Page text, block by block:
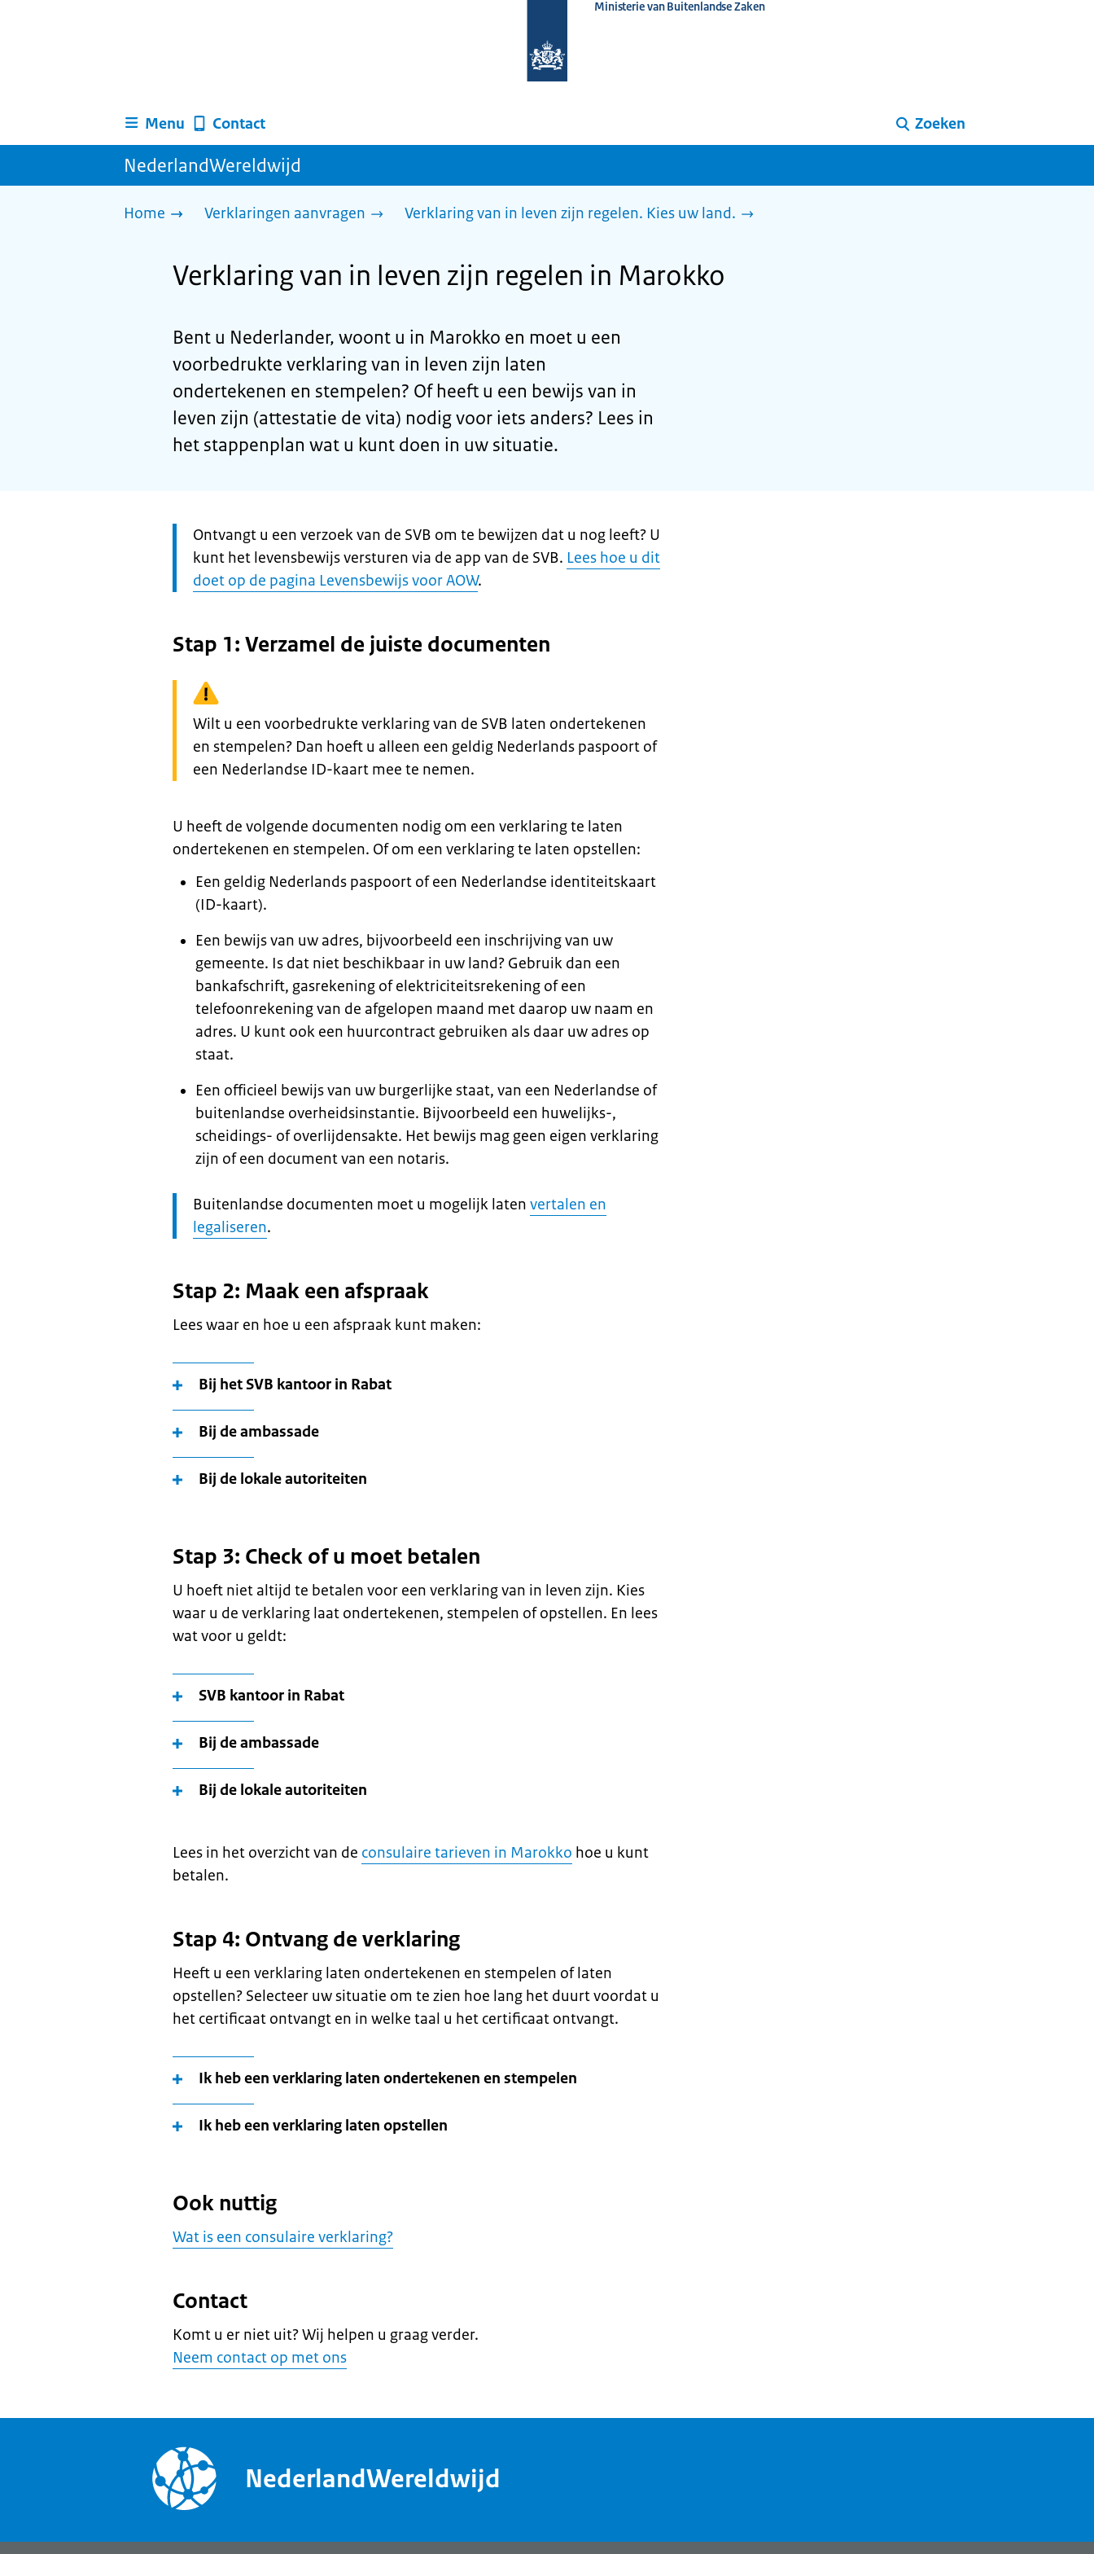
homepage
Ministerie van Buitenlandse Zaken
Menu Contact Zoeken
NederlandWereldwijd
Home Verklaringen aanvragen Verklaring van in leven zijn regelen. Kies uw land.
Verklaring van in leven zijn regelen in Marokko
Bent u Nederlander, woont u in Marokko en moet u een
voorbedrukte verklaring van in leven zijn laten
ondertekenen en stempelen? Of heeft u een bewijs van in
leven zijn (attestatie de vita) nodig voor iets anders? Lees in
het stappenplan wat u kunt doen in uw situatie.
Let
op:
Ontvangt u een verzoek van de SVB om te bewijzen dat u nog leeft? U
kunt het levensbewijs versturen via de app van de SVB. Lees hoe u dit
doet op de pagina Levensbewijs voor AOW.
Stap 1: Verzamel de juiste documenten
Waarschuwing:
Wilt u een voorbedrukte verklaring van de SVB laten ondertekenen
en stempelen? Dan hoeft u alleen een geldig Nederlands paspoort of
een Nederlandse ID-kaart mee te nemen.
U heeft de volgende documenten nodig om een verklaring te laten
ondertekenen en stempelen. Of om een verklaring te laten opstellen:
Een geldig Nederlands paspoort of een Nederlandse identiteitskaart
(ID-kaart).
Een bewijs van uw adres, bijvoorbeeld een inschrijving van uw
gemeente. Is dat niet beschikbaar in uw land? Gebruik dan een
bankafschrift, gasrekening of elektriciteitsrekening of een
telefoonrekening van de afgelopen maand met daarop uw naam en
adres. U kunt ook een huurcontract gebruiken als daar uw adres op
staat.
Een officieel bewijs van uw burgerlijke staat, van een Nederlandse of
buitenlandse overheidsinstantie. Bijvoorbeeld een huwelijks-,
scheidings- of overlijdensakte. Het bewijs mag geen eigen verklaring
zijn of een document van een notaris.
Let
op:
Buitenlandse documenten moet u mogelijk laten vertalen en
legaliseren.
Stap 2: Maak een afspraak
Lees waar en hoe u een afspraak kunt maken:
Bij het SVB kantoor in Rabat
Bij de ambassade
Bij de lokale autoriteiten
Stap 3: Check of u moet betalen
U hoeft niet altijd te betalen voor een verklaring van in leven zijn. Kies
waar u de verklaring laat ondertekenen, stempelen of opstellen. En lees
wat voor u geldt:
SVB kantoor in Rabat
Bij de ambassade
Bij de lokale autoriteiten
Lees in het overzicht van de consulaire tarieven in Marokko hoe u kunt
betalen.
Stap 4: Ontvang de verklaring
Heeft u een verklaring laten ondertekenen en stempelen of laten
opstellen? Selecteer uw situatie om te zien hoe lang het duurt voordat u
het certificaat ontvangt en in welke taal u het certificaat ontvangt.
Ik heb een verklaring laten ondertekenen en stempelen
Ik heb een verklaring laten opstellen
Ook nuttig
Wat is een consulaire verklaring?
Contact
Komt u er niet uit? Wij helpen u graag verder.
Neem contact op met ons
NederlandWereldwijd